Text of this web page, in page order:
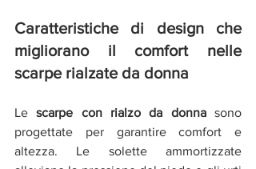
Caratteristiche di design che
migliorano il comfort nelle
scarpe rialzate da donna
Le scarpe con rialzo da donna sono
progettate per garantire comfort e
altezza. Le solette ammortizzate